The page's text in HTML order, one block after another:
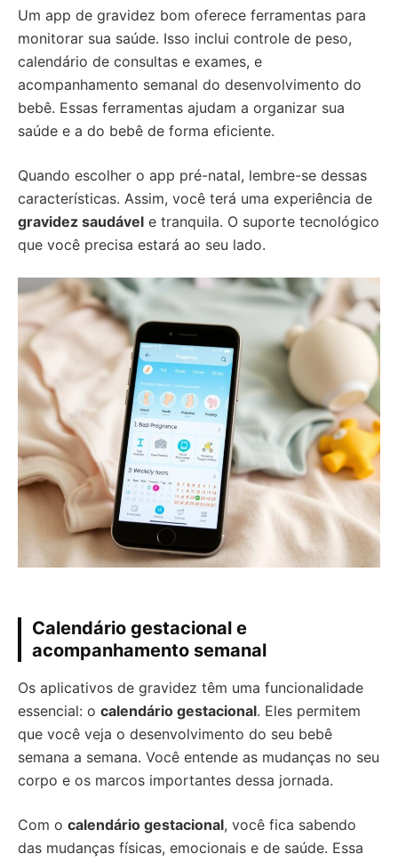
Um app de gravidez bom oferece ferramentas para
monitorar sua saúde. Isso inclui controle de peso,
calendário de consultas e exames, e
acompanhamento semanal do desenvolvimento do
bebê. Essas ferramentas ajudam a organizar sua
saúde e a do bebê de forma eficiente.
Quando escolher o app pré-natal, lembre-se dessas
características. Assim, você terá uma experiência de
gravidez saudável e tranquila. O suporte tecnológico
que você precisa estará ao seu lado.
Calendário gestacional e
acompanhamento semanal
Os aplicativos de gravidez têm uma funcionalidade
essencial: o calendário gestacional. Eles permitem
que você veja o desenvolvimento do seu bebê
semana a semana. Você entende as mudanças no seu
corpo e os marcos importantes dessa jornada.
Com o calendário gestacional, você fica sabendo
das mudanças físicas, emocionais e de saúde. Essa